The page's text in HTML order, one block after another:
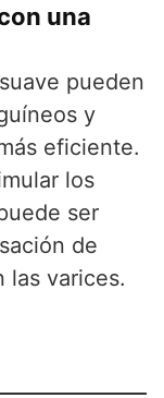
una
pueden
y
eficiente.
los
ser
de
las varices.